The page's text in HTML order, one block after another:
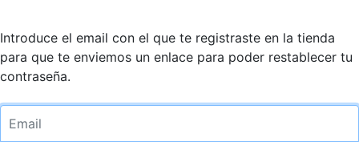
Introduce el email con el que te registraste en la tienda
para que te enviemos un enlace para poder restablecer tu
contraseña.